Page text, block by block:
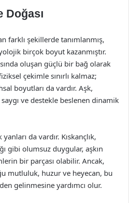
Doğası
farklı şekillerde tanımlanmış,
birçok boyut kazanmıştır.
oluşan güçlü bir bağ olarak
çekimle sınırlı kalmaz;
boyutları da vardır. Aşk,
saygı ve destekle beslenen dinamik
da vardır. Kıskançlık,
gibi olumsuz duygular, aşkın
bir parçası olabilir. Ancak,
mutluluk, huzur ve heyecan, bu
gelinmesine yardımcı olur.